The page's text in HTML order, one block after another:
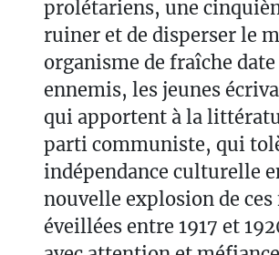
prolétariens, une
ruiner et de disperser le
organisme de fraîche
ennemis, les jeunes
qui apportent à la
parti communiste, qui
indépendance culturelle
nouvelle explosion de
éveillées entre 1917 et